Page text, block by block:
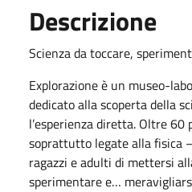
Descrizione
Scienza da toccare,
Explorazione è un museo-
dedicato alla scoperta della
l’esperienza diretta. Oltre
soprattutto legate alla fisica
ragazzi e adulti di mettersi
sperimentare e…